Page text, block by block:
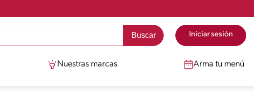
Iniciar sesión
Nuestras marcas Arma tu menú